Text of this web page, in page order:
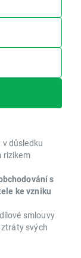
důsledku
rizikem
s
ke vzniku
smlouvy
svých